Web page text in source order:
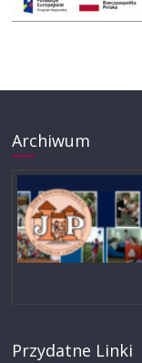
Archiwum
Przydatne Linki